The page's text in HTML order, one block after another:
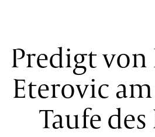
Predigt
Eterovic
Taufe